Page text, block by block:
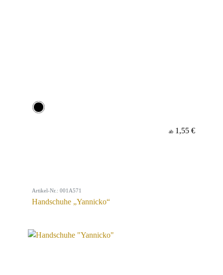
ab 1,55 €
Artikel-Nr.: 001A571
Handschuhe „Yannicko“